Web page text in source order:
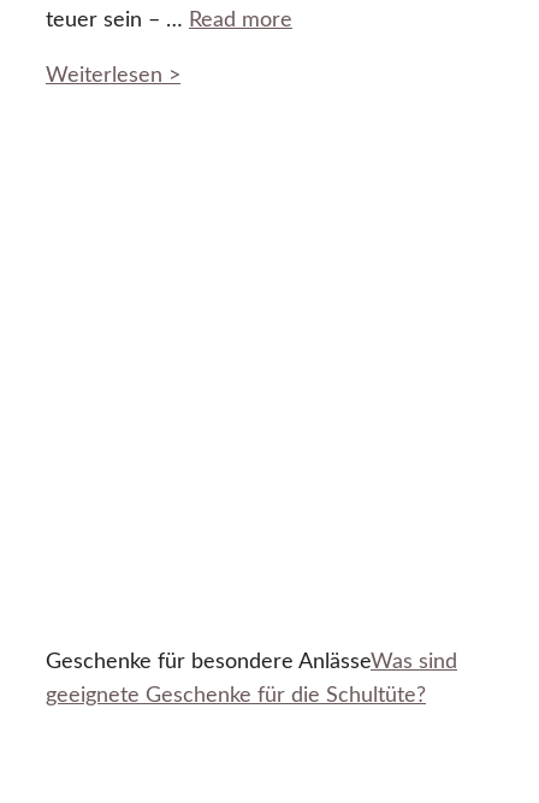
teuer sein – … Read more
Weiterlesen >
Geschenke für besondere AnlässeWas sind
geeignete Geschenke für die Schultüte?